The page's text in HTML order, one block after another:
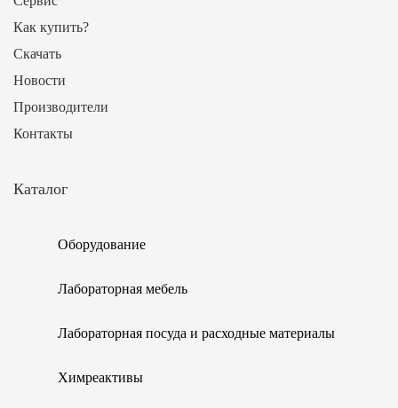
Как купить?
Скачать
Новости
Производители
Контакты
Каталог
Оборудование
Лабораторная мебель
Лабораторная посуда и расходные материалы
Химреактивы